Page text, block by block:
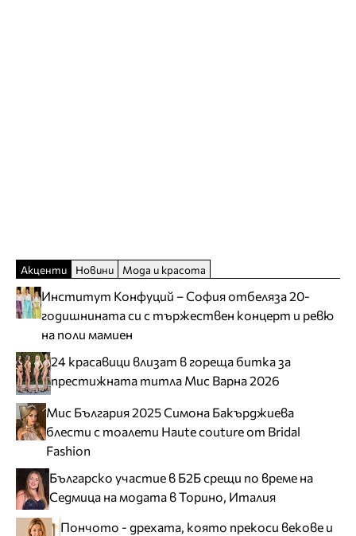
Акценти Новини Мода и красота
Институт Конфуций – София отбеляза 20-
годишнината си с тържествен концерт и ревю
на поли мамиен
24 красавици влизат в гореща битка за
престижната титла Мис Варна 2026
Мис България 2025 Симона Бакърджиева
блести с тоалети Haute couture от Bridal
Fashion
Българско участие в Б2Б срещи по време на
Седмица на модата в Торино, Италия
Пончото - дрехата, която прекоси векове и